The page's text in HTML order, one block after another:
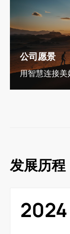
公司愿景
用智慧连接美
发展历程
2024